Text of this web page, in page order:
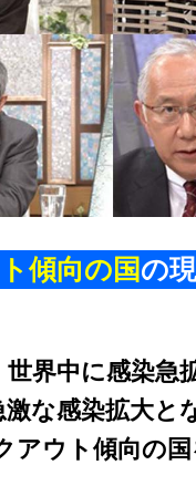
傾向の国の
界中に感染急
な感染拡大と
ウト傾向の国